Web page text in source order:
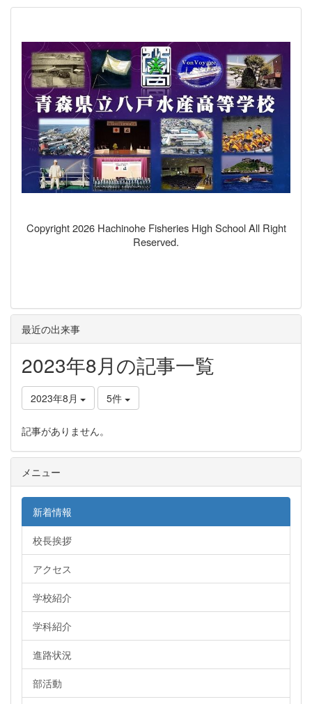
Copyright 2026 Hachinohe Fisheries High School All Right
Reserved.
最近の出来事
2023年8月の記事一覧
2023年8月 5件
記事がありません。
メニュー
新着情報
校長挨拶
アクセス
学校紹介
学科紹介
進路状況
部活動